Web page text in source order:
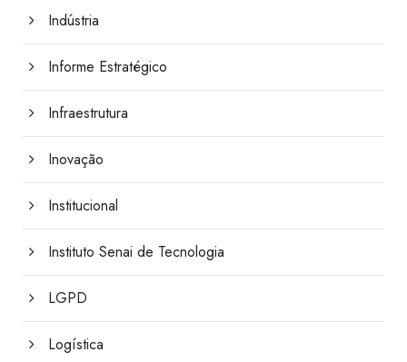
Indústria
Informe Estratégico
Infraestrutura
Inovação
Institucional
Instituto Senai de Tecnologia
LGPD
Logística